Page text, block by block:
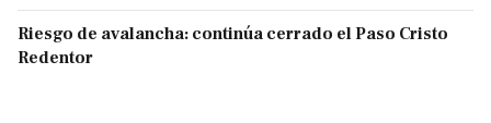
Riesgo de avalancha: continúa cerrado el Paso Cristo
Redentor